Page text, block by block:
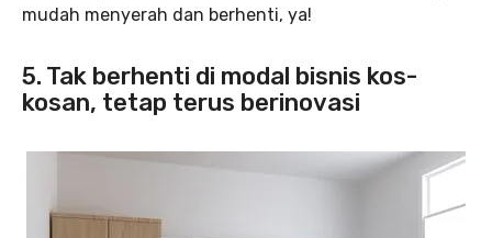
mudah menyerah dan berhenti, ya!
5. Tak berhenti di modal bisnis kos-
kosan, tetap terus berinovasi